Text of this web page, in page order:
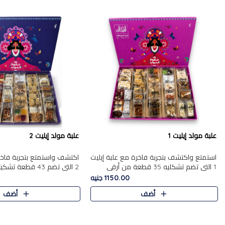
علبة مولد إيليت 1
استمتع واكتشف بتجربة فاخرة مع علبة إيليت
1 التي تضم تشكليه 35 قطعة من أرقى
حلويات المولد المصري الأصيلة ,معروضة
بشكل جميل في علبة أنيقة ، في..
1150.00 جنيه
أضف
علبة مولد إيليت 2
اكتشف واستمتع بتجربة
2 التي تضم 43
حلويات المولد الشرقية
,معروضة بشكل جميل في
أضف